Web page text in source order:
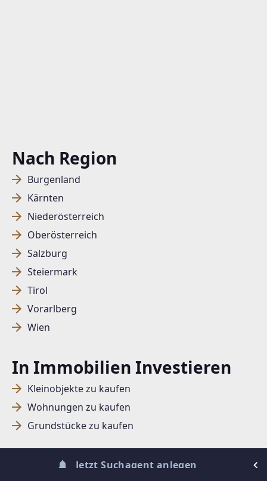
Nach Region
Burgenland
Kärnten
Niederösterreich
Oberösterreich
Salzburg
Steiermark
Tirol
Vorarlberg
Wien
In Immobilien Investieren
Kleinobjekte zu kaufen
Wohnungen zu kaufen
Grundstücke zu kaufen
Jetzt Suchagent anlegen
SUCHAGENT ANLEGEN FÜR DIE
AKTUELLEN SUCHKRITERIEN
Dieser Filter wird viele Treffer erzeugen. Bitte setzen
Sie weitere Filter!
Treffer verfeinern
in denDatenschutzbestimmungenbeschrieben,
zu.